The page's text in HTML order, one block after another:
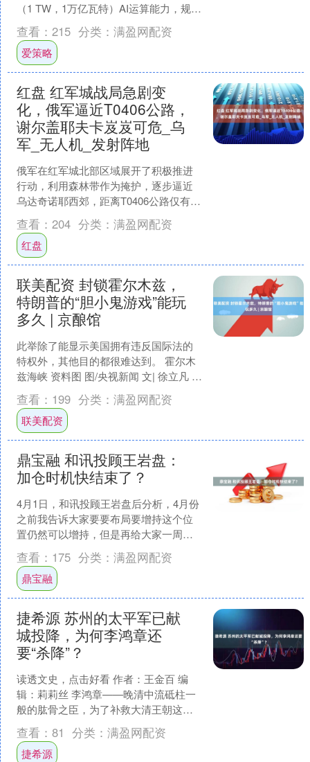
（1 TW，1万亿瓦特）AI运算能力，规模
是目前全球半导体产业AI晶....
查看： 215 分类： 满盈网配资
爱策略
红盘 红军城战局急剧变
化，俄军逼近T0406公路，
谢尔盖耶夫卡岌岌可危_乌
军_无人机_发射阵地
俄军在红军城北部区域展开了积极推进
行动，利用森林带作为掩护，逐步逼近
乌达奇诺耶西郊，距离T0406公路仅有百
米之遥，形成了近距离封锁态势。乌克
兰军队的反攻尝试未....
查看： 204 分类： 满盈网配资
红盘
联美配资 封锁霍尔木兹，
特朗普的“胆小鬼游戏”能玩
多久 | 京酿馆
此举除了能显示美国拥有违反国际法的
特权外，其他目的都很难达到。 霍尔木
兹海峡 资料图 图/央视新闻 文| 徐立凡 据
新华社报道，美军中央司令部发文宣
布，从美国东....
查看： 199 分类： 满盈网配资
联美配资
鼎宝融 和讯投顾王岩盘：
加仓时机快结束了？
4月1日，和讯投顾王岩盘后分析，4月份
之前我告诉大家要要布局要增持这个位
置仍然可以增持，但是再给大家一周时
间，就先别增了，就变成持股待涨，你
就保持这个位置不动了....
查看： 175 分类： 满盈网配资
鼎宝融
捷希源 苏州的太平军已献
城投降，为何李鸿章还
要“杀降”？
读透文史，点击好看 作者：王金百 编
辑：莉莉丝 李鸿章——晚清中流砥柱一
般的肱骨之臣，为了补救大清王朝这
艘“老破船”可谓是鞠躬尽瘁死而后已。对
于大清李鸿章是忠诚....
查看： 81 分类： 满盈网配资
捷希源